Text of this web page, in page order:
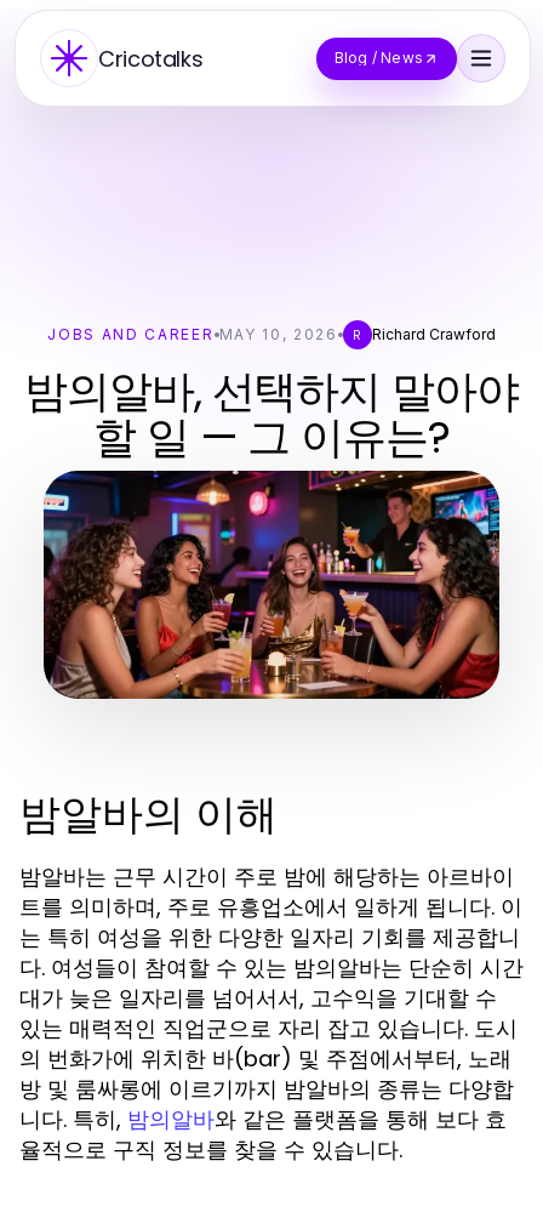
Cricotalks Blog / News
JOBS AND CAREER MAY 10, 2026 R Richard Crawford
밤의알바, 선택하지 말아야
할 일 — 그 이유는?
밤알바의 이해
밤알바는 근무 시간이 주로 밤에 해당하는 아르바이
트를 의미하며, 주로 유흥업소에서 일하게 됩니다. 이
는 특히 여성을 위한 다양한 일자리 기회를 제공합니
다. 여성들이 참여할 수 있는 밤의알바는 단순히 시간
대가 늦은 일자리를 넘어서서, 고수익을 기대할 수
있는 매력적인 직업군으로 자리 잡고 있습니다. 도시
의 번화가에 위치한 바(bar) 및 주점에서부터, 노래
방 및 룸싸롱에 이르기까지 밤알바의 종류는 다양합
니다. 특히, 밤의알바와 같은 플랫폼을 통해 보다 효
율적으로 구직 정보를 찾을 수 있습니다.